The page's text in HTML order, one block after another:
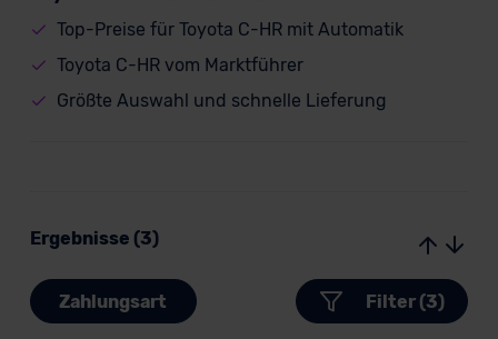
Top-Preise für Toyota C-HR mit Automatik
Toyota C-HR vom Marktführer
Größte Auswahl und schnelle Lieferung
Ergebnisse (3)
Zahlungsart Filter (3)